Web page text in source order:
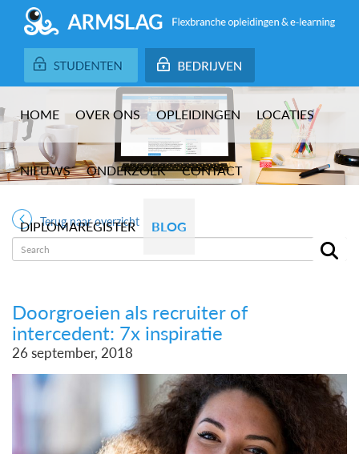
HOME OVER ONS OPLEIDINGEN LOCATIES
NIEUWS ONDERZOEK CONTACT
DIPLOMAREGISTER BLOG
Terug naar overzicht
Doorgroeien als recruiter of
intercedent: 7x inspiratie
26 september, 2018